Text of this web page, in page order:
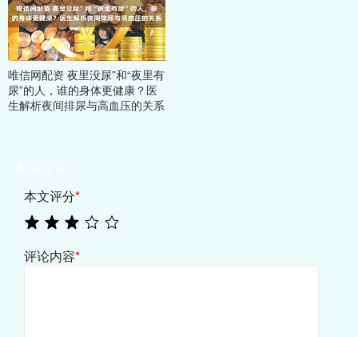
唯信网配资 夜里没尿”和“夜里有
尿”的人，谁的身体更健康？医
生解析夜间排尿与高血压的关系
本文评分*
评论内容*